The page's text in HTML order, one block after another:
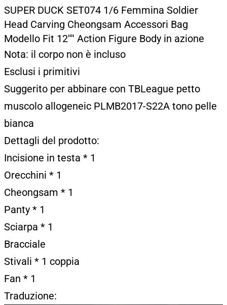
SUPER DUCK SET074 1/6 Femmina Soldier
Head Carving Cheongsam Accessori Bag
Modello Fit 12'''' Action Figure Body in azione
Nota: il corpo non è incluso
Esclusi i primitivi
Suggerito per abbinare con TBLeague petto
muscolo allogeneic PLMB2017-S22A tono pelle
bianca
Dettagli del prodotto:
Incisione in testa * 1
Orecchini * 1
Cheongsam * 1
Panty * 1
Sciarpa * 1
Bracciale
Stivali * 1 coppia
Fan * 1
Traduzione: